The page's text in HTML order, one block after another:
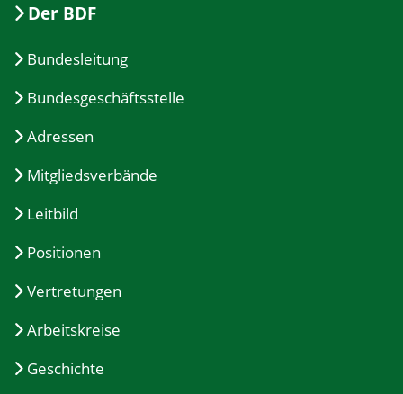
Der BDF
Bundesleitung
Bundesgeschäftsstelle
Adressen
Mitgliedsverbände
Leitbild
Positionen
Vertretungen
Arbeitskreise
Geschichte